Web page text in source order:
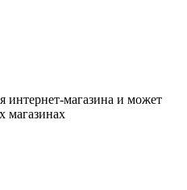
интернет-магазина и может
магазинах